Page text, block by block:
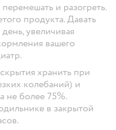
и разогреть.
продукта. Давать
увеличивая
вашего
хранить при
колебаний) и
не более 75%.
в закрытой